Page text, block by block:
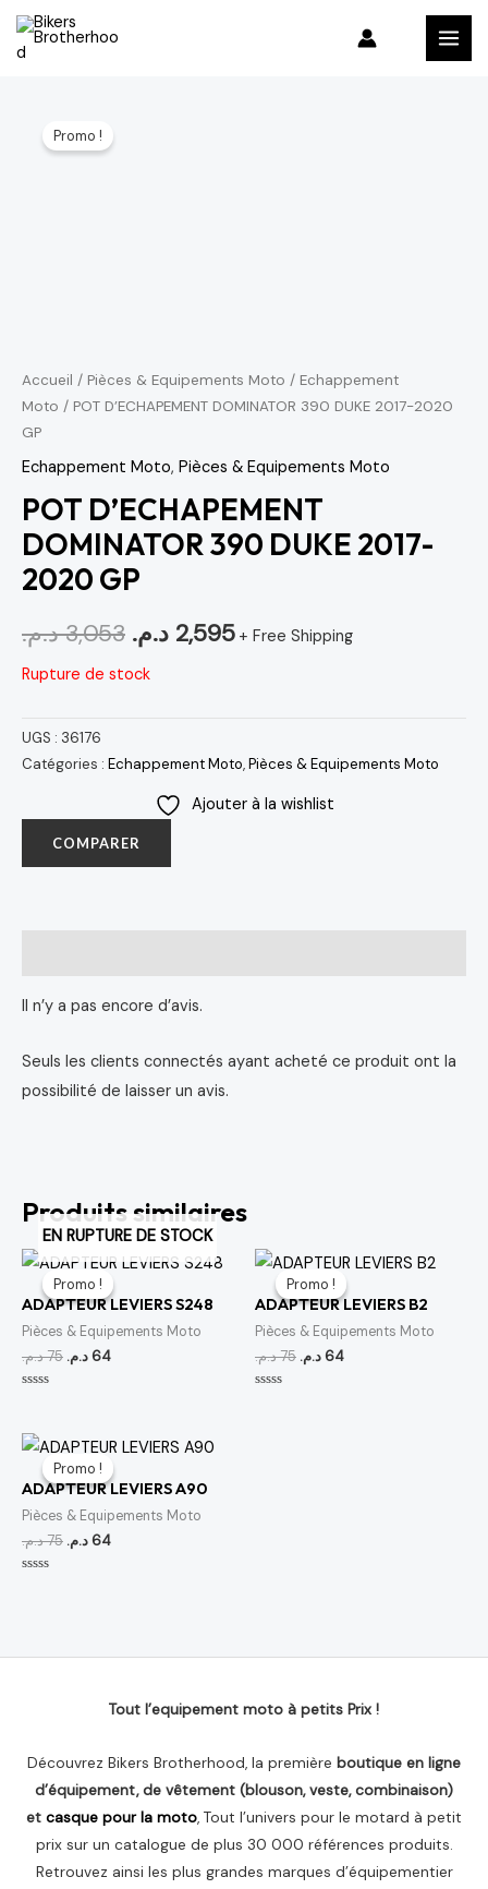
Aller
Promo !
Accueil / Pièces & Equipements Moto / Echappement
Moto / POT D’ECHAPEMENT DOMINATOR 390 DUKE 2017-2020
GP
Echappement Moto, Pièces & Equipements Moto
POT D’ECHAPEMENT
DOMINATOR 390 DUKE 2017-
2020 GP
3,053 د.م. 2,595 د.م.
+ Free Shipping
Rupture de stock
UGS : 36176
Catégories : Echappement Moto,Pièces & Equipements Moto
Ajouter à la wishlist
COMPARER
Il n’y a pas encore d’avis.
Seuls les clients connectés ayant acheté ce produit ont la
possibilité de laisser un avis.
Produits similaires
Promo !
EN RUPTURE DE STOCK
Promo !
ADAPTEUR LEVIERS S248
Pièces & Equipements Moto
75د.م.
Le
initial
était :
75 د.م..
64 د.م.
Le
actuel
est :
64 د.م..
5
Promo !
Promo !
ADAPTEUR LEVIERS B2
Pièces & Equipements Moto
75د.م.
Le
initial
était :
75 د.م..
64 د.م.
Le
actuel
est :
64 د.م..
Promo !
Promo !
ADAPTEUR LEVIERS A90
Pièces & Equipements Moto
75د.م.
Le
initial
était :
75 د.م..
64 د.م.
Le
actuel
est :
64 د.م..
Tout l’equipement moto à petits Prix !
Découvrez Bikers Brotherhood, la première boutique en ligne
d’équipement, de vêtement (blouson, veste, combinaison)
et casque pour la moto, Tout l’univers pour le motard à petit
prix sur un catalogue de plus 30 000 références produits.
Retrouvez ainsi les plus grandes marques d’équipementier